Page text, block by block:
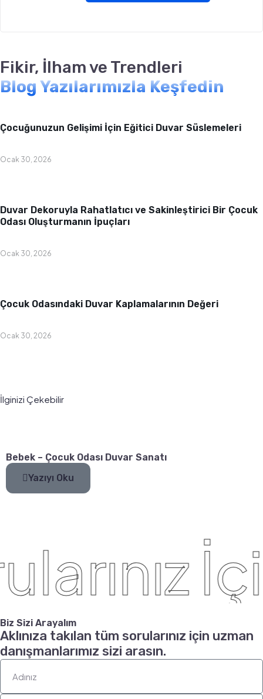
Fikir, İlham ve Trendleri
Blog Yazılarımızla Keşfedin
Çocuğunuzun Gelişimi İçin Eğitici Duvar Süslemeleri
Ocak 30, 2026
Duvar Dekoruyla Rahatlatıcı ve Sakinleştirici Bir Çocuk
Odası Oluşturmanın İpuçları
Ocak 30, 2026
Çocuk Odasındaki Duvar Kaplamalarının Değeri
Ocak 30, 2026
İlginizi Çekebilir
Bebek – Çocuk Odası Duvar Sanatı
Yazıyı Oku
Biz Sizi Arayalım
Aklınıza takılan tüm sorularınız için uzman
danışmanlarımız sizi arasın.